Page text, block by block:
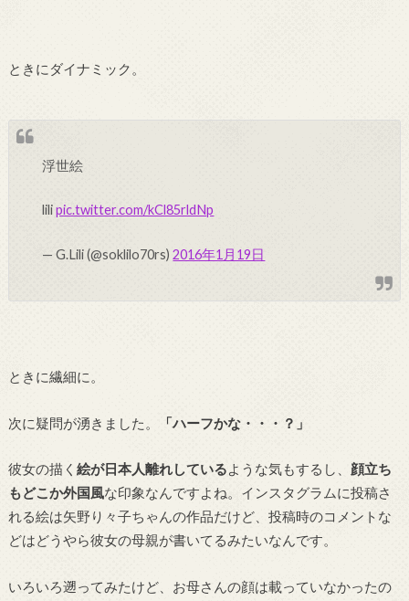
ときにダイナミック。
浮世絵
lilipic.twitter.com/kCl85rldNp
— G.Lili (@soklilo70rs)2016年1月19日
ときに繊細に。
次に疑問が湧きました。 「ハーフかな・・・？」
彼女の描く 絵が日本人離れしているような気もするし、 顔立ち
もどこか外国風な印象なんですよね。インスタグラムに投稿さ
れる絵は矢野り々子ちゃんの作品だけど、投稿時のコメントな
どはどうやら彼女の母親が書いてるみたいなんです。
いろいろ遡ってみたけど、お母さんの顔は載っていなかったの